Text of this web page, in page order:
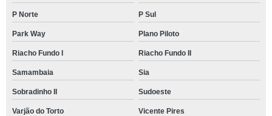
P Norte P Sul
Park Way Plano Piloto
Riacho Fundo I Riacho Fundo II
Samambaia Sia
Sobradinho II Sudoeste
Varjão do Torto Vicente Pires